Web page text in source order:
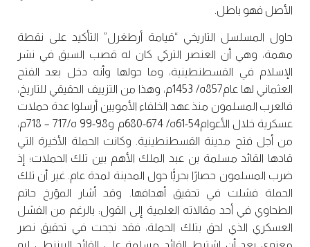
الأصل فهو باطل.
حاول المسلسل التاريخي “قيامة أرطغرل” التأكيد على نقطة
مهمة، وهي أن العنصر التركي كان له قصب السبق في نشر
الإسلام في القسطنطينية، وما حولها وأنه دخل بعد الفتح
العثماني لها عام857ه/ 1453م، وهذا من التزييف الحقيقي للتاريخ،
فالعرب المسلمون منذ عهد الخلفاء الأمويين أرسلوا عدة حملات
عسكرية خلال الأعوام54-61ه/ 674-680م و98-99 ه/717 – 718م،
من أجل فتح مدينة القسطنطينية. وكانت الحملة الأخيرة التي
قادها القائد مسلمة بن عبد الملك الأهم بين تلك الحملات؛ إذ
ضرب المسلمون حصارًا بحريًّا حول المدينة لمدة عام. غير أن تلك
الحملة فشلت في تحقيق أهدافها. وقد أشار المؤرخ حاتم
الطحاوي في أحد مقالاته العلمية إلى القول: بالرغم من الفشل
العسكري الذي لحق بتلك الحملة، فقد نجحت في تحقيق نصر
معنوي بعد أن اشترط القائد مسلمة على القائد البيزنطي ليو